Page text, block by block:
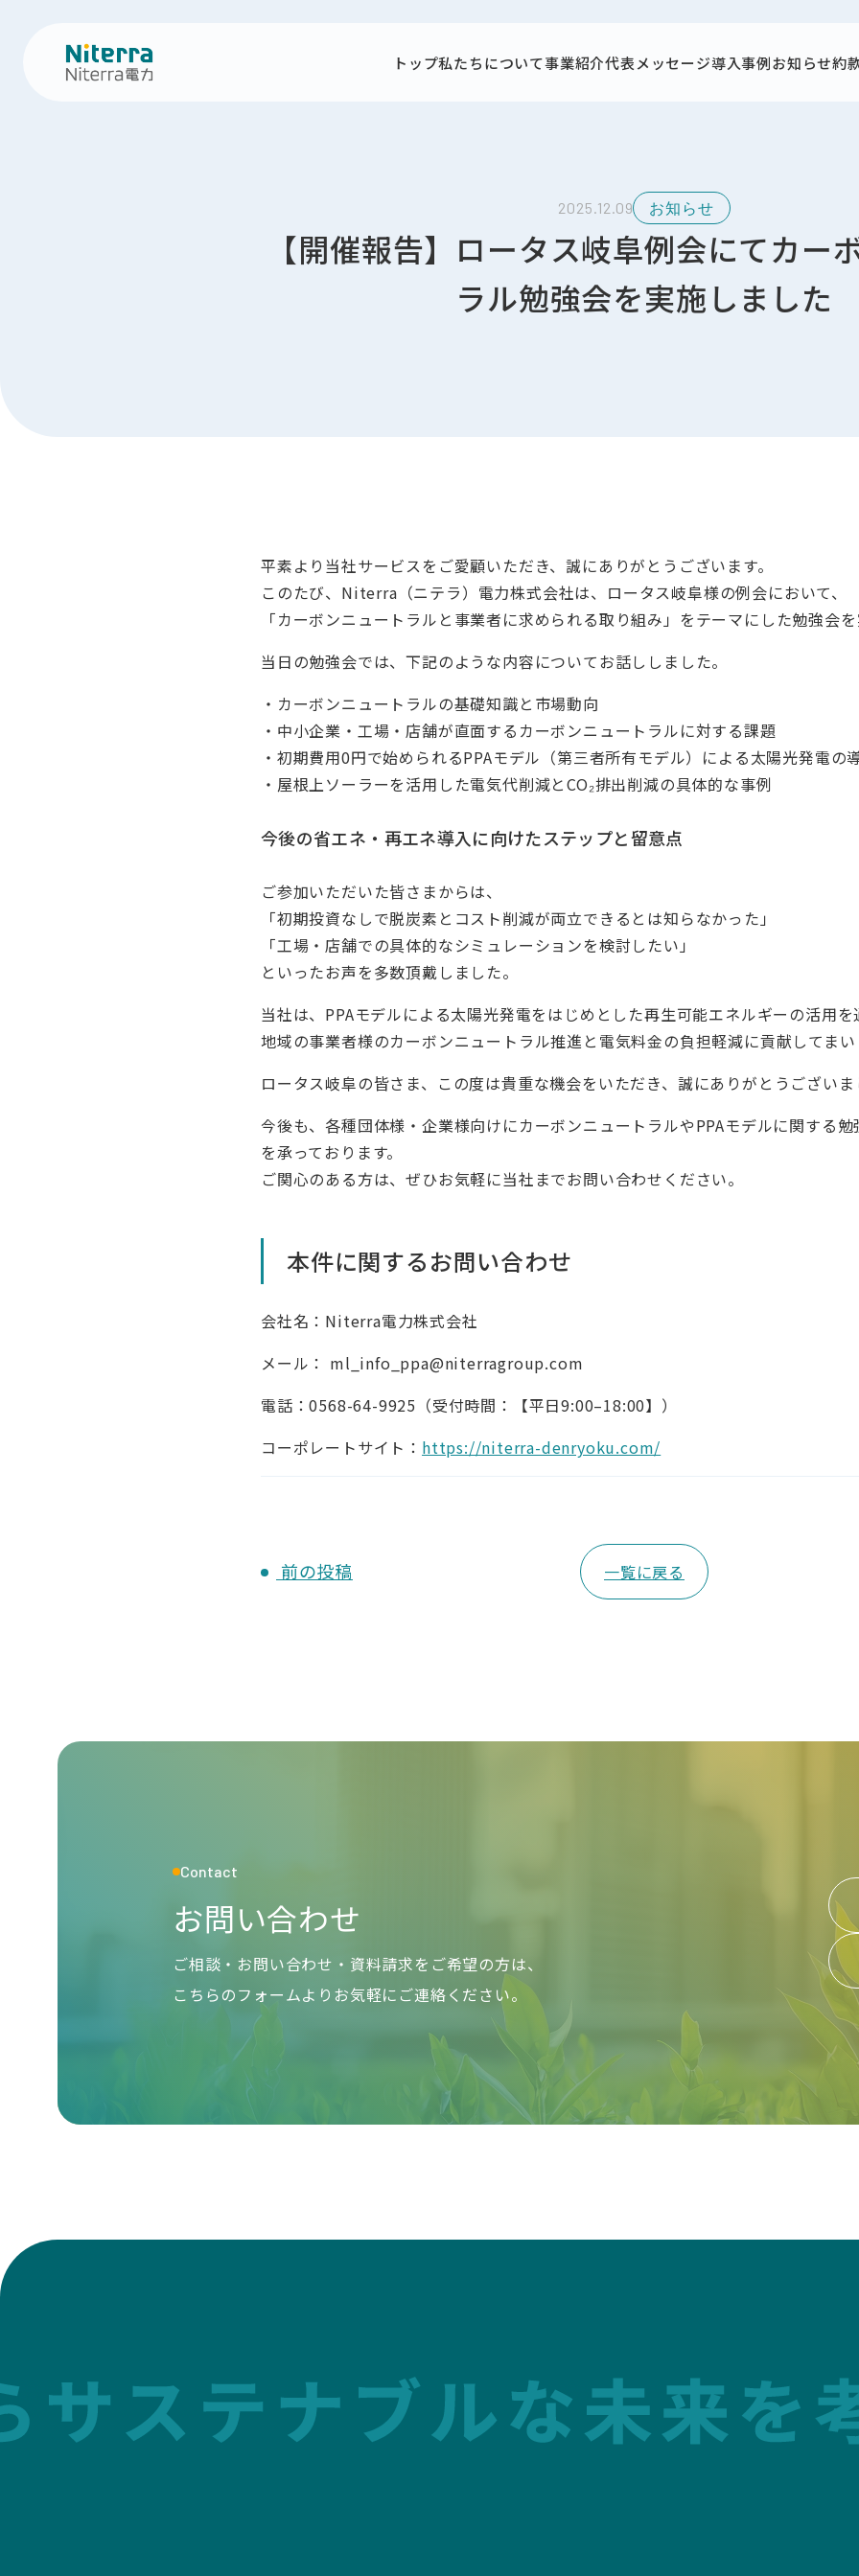
トップ私たちについて事業紹介代表メッセージ導入事例お知らせ約
2025.12.09 お知らせ
【開催報告】ロータス岐阜例会にてカー
ラル勉強会を実施しました
平素より当社サービスをご愛顧いただき、誠にありがとうございます。
このたび、Niterra（ニテラ）電力株式会社は、ロータス岐阜様の例会において、
「カーボンニュートラルと事業者に求められる取り組み」をテーマにした勉強会
当日の勉強会では、下記のような内容についてお話ししました。
・カーボンニュートラルの基礎知識と市場動向
・中小企業・工場・店舗が直面するカーボンニュートラルに対する課題
・初期費用0円で始められるPPAモデル（第三者所有モデル）による太陽光発電の
・屋根上ソーラーを活用した電気代削減とCO₂排出削減の具体的な事例
今後の省エネ・再エネ導入に向けたステップと留意点
ご参加いただいた皆さまからは、
「初期投資なしで脱炭素とコスト削減が両立できるとは知らなかった」
「工場・店舗での具体的なシミュレーションを検討したい」
といったお声を多数頂戴しました。
当社は、PPAモデルによる太陽光発電をはじめとした再生可能エネルギーの活用を
地域の事業者様のカーボンニュートラル推進と電気料金の負担軽減に貢献してま
ロータス岐阜の皆さま、この度は貴重な機会をいただき、誠にありがとうござい
今後も、各種団体様・企業様向けにカーボンニュートラルやPPAモデルに関する
を承っております。
ご関心のある方は、ぜひお気軽に当社までお問い合わせください。
本件に関するお問い合わせ
会社名：Niterra電力株式会社
メール： ml_info_ppa@niterragroup.com
電話：0568-64-9925（受付時間：【平日9:00–18:00】）
コーポレートサイト： https://niterra-denryoku.com/
一覧に戻る
前の投稿
Contact
お問い合わせ
ご相談・お問い合わせ・資料請求をご希望の方は、
こちらのフォームよりお気軽にご連絡ください。